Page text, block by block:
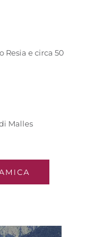
Resia e circa 50
Malles